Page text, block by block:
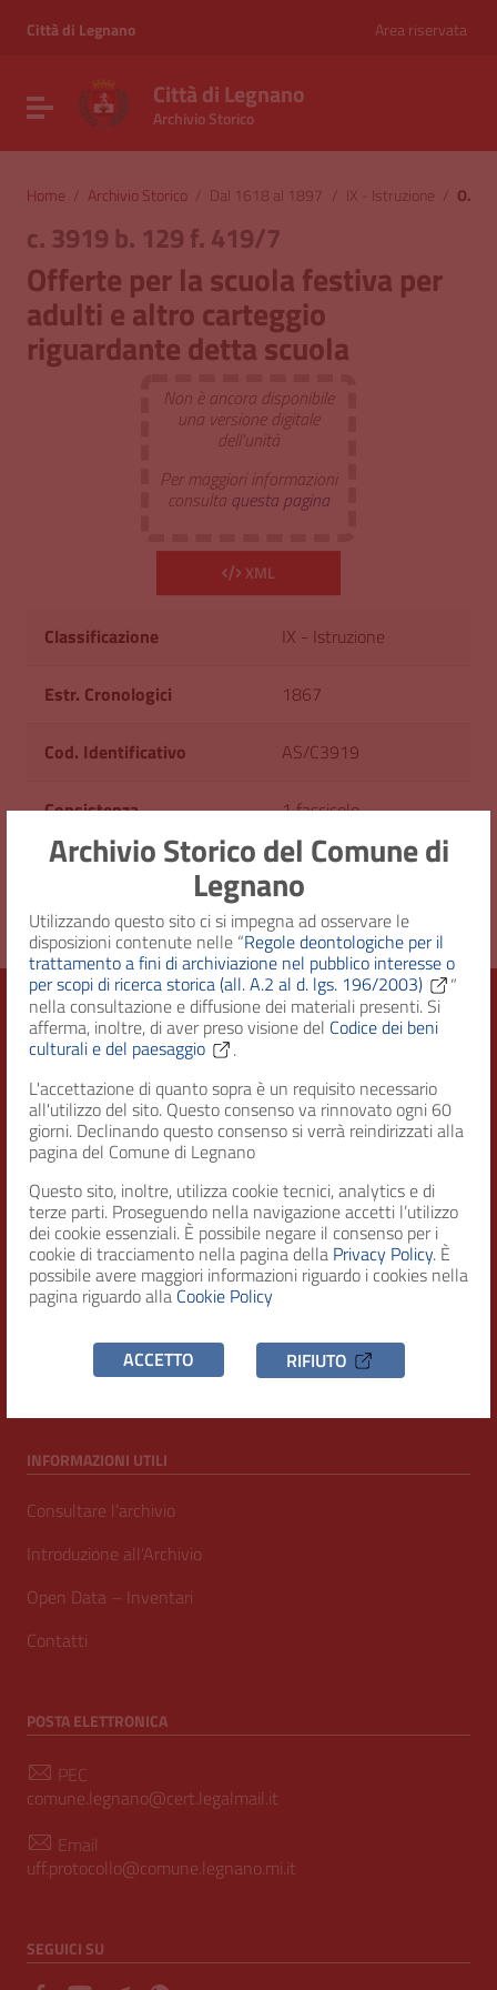
Archivio Storico del Comune di
Legnano
Utilizzando questo sito ci si impegna ad osservare le
disposizioni contenute nelle “Regole deontologiche per il
trattamento a fini di archiviazione nel pubblico interesse o
per scopi di ricerca storica (all. A.2 al d. lgs. 196/2003)
”
nella consultazione e diffusione dei materiali presenti. Si
afferma, inoltre, di aver preso visione del Codice dei beni
culturali e del paesaggio
.
L'accettazione di quanto sopra è un requisito necessario
all'utilizzo del sito. Questo consenso va rinnovato ogni 60
giorni. Declinando questo consenso si verrà reindirizzati alla
pagina del Comune di Legnano
Questo sito, inoltre, utilizza cookie tecnici, analytics e di
terze parti. Proseguendo nella navigazione accetti l’utilizzo
dei cookie essenziali. È possibile negare il consenso per i
cookie di tracciamento nella pagina della Privacy Policy. È
possibile avere maggiori informazioni riguardo i cookies nella
pagina riguardo alla Cookie Policy
ACCETTO RIFIUTO
Vai al menu di navigazione
Città di Legnano Area riservata
Attiva / disattiva la navigazione
Città di Legnano
Archivio Storico
Home / Archivio Storico / Dal 1618 al 1897 / IX - Istruzione / Offerte per la scuola festiva per adulti e altro carteggio riguardante detta scuola
c. 3919 b. 129 f. 419/7
Offerte per la scuola festiva per
adulti e altro carteggio
riguardante detta scuola
Non è ancora disponibile
una versione digitale
dell'unità
Per maggiori informazioni
consulta questa pagina
XML
Classificazione IX - Istruzione
Estr. Cronologici 1867
Cod. Identificativo AS/C3919
Consistenza 1 fascicolo
Diritto d'accesso Uso pubblico
Città di Legnano – Archivio Storico
RECAPITI
Indirizzo
Piazza San Magno 9
20025, Legnano (MI)
Telefono
(+39) 0331471111
C.F. / P.IVA
00807960158
INFORMAZIONI UTILI
Consultare l’archivio
Introduzione all’Archivio
Open Data – Inventari
Contatti
POSTA ELETTRONICA
PEC
comune.legnano@cert.legalmail.it
Email
uff.protocollo@comune.legnano.mi.it
SEGUICI SU